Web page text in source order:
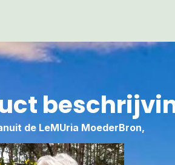
de LeMUria MoederBron,